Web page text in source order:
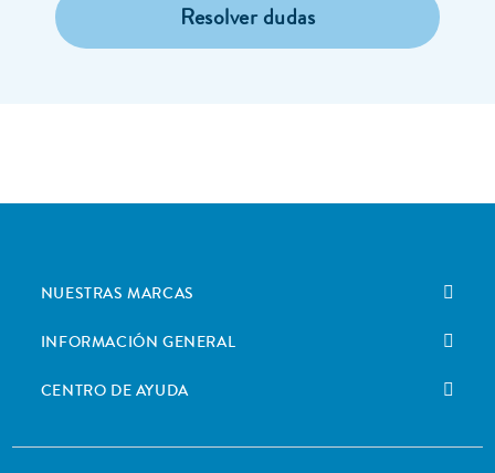
Resolver dudas
NUESTRAS MARCAS
INFORMACIÓN GENERAL
CENTRO DE AYUDA